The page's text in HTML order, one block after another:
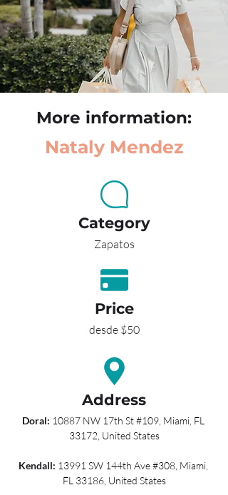
More information:
Nataly Mendez
Category
Zapatos
Price
desde $50
Address
Doral: 10887 NW 17th St #109, Miami, FL
33172, United States
Kendall: 13991 SW 144th Ave #308, Miami,
FL 33186, United States